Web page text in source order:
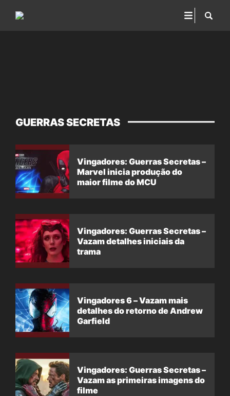
GUERRAS SECRETAS
Vingadores: Guerras Secretas –
Marvel inicia produção do
maior filme do MCU
Vingadores: Guerras Secretas –
Vazam detalhes iniciais da
trama
Vingadores 6 – Vazam mais
detalhes do retorno de Andrew
Garfield
Vingadores: Guerras Secretas –
Vazam as primeiras imagens do
filme